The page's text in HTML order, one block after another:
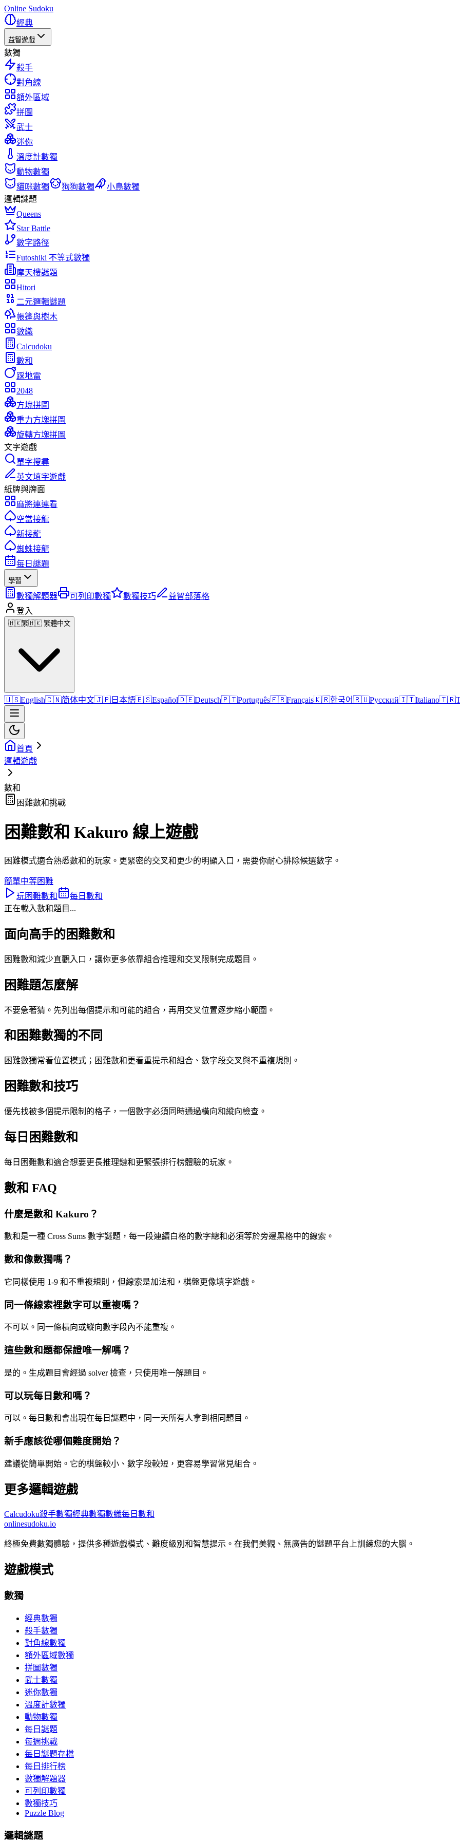
Online Sudoku
經典
益智遊戲
數獨
殺手
對角線
額外區域
拼圖
武士
迷你
溫度計數獨
動物數獨
貓咪數獨
狗狗數獨
小鳥數獨
邏輯謎題
Queens
Star Battle
數字路徑
Futoshiki 不等式數獨
摩天樓謎題
Hitori
二元邏輯謎題
帳篷與樹木
數織
Calcudoku
數和
踩地雷
2048
方塊拼圖
重力方塊拼圖
旋轉方塊拼圖
文字遊戲
單字搜尋
英文填字遊戲
紙牌與牌面
麻將連連看
空當接龍
新接龍
蜘蛛接龍
每日謎題
學習
數獨解題器 可列印數獨 數獨技巧
益智部落格
登入
🇭🇰繁🇭🇰 繁體中文
🇺🇸English🇨🇳简体中文🇯🇵 日本語🇪🇸Español🇩🇪Deutsch🇵🇹Português🇫🇷Français🇰🇷한국어🇷🇺Русский🇮🇹Italiano🇹🇷
首頁
邏輯遊戲
數和
困難數和挑戰
困難數和 Kakuro 線上遊戲
困難模式適合熟悉數和的玩家。更緊密的交叉和更少的明顯入口，需要你耐心排除候選數字。
簡單中等 困難
玩困難數和
每日數和
正在載入數和題目...
面向高手的困難數和
困難數和減少直觀入口，讓你更多依靠組合推理和交叉限制完成題目。
困難題怎麼解
不要急著猜。先列出每個提示和可能的組合，再用交叉位置逐步縮小範圍。
和困難數獨的不同
困難數獨常看位置模式；困難數和更看重提示和組合、數字段交叉與不重複規則。
困難數和技巧
優先找被多個提示限制的格子，一個數字必須同時通過橫向和縱向檢查。
每日困難數和
每日困難數和適合想要更長推理鏈和更緊張排行榜體驗的玩家。
數和 FAQ
什麼是數和 Kakuro？
數和是一種 Cross Sums 數字謎題，每一段連續白格的數字總和必須等於旁邊黑格中的線索。
數和像數獨嗎？
它同樣使用 1-9 和不重複規則，但線索是加法和，棋盤更像填字遊戲。
同一條線索裡數字可以重複嗎？
不可以。同一條橫向或縱向數字段內不能重複。
這些數和題都保證唯一解嗎？
是的。生成題目會經過 solver 檢查，只使用唯一解題目。
可以玩每日數和嗎？
可以。每日數和會出現在每日謎題中，同一天所有人拿到相同題目。
新手應該從哪個難度開始？
建議從簡單開始。它的棋盤較小、數字段較短，更容易學習常見組合。
更多邏輯遊戲
Calcudoku殺手數獨經典數獨數織每日數和
onlinesudoku.io
終極免費數獨體驗，提供多種遊戲模式、難度級別和智慧提示。在我們美觀、無廣告的謎題平台上訓練您的大腦。
遊戲模式
數獨
經典數獨
殺手數獨
對角線數獨
額外區域數獨
拼圖數獨
武士數獨
迷你數獨
溫度計數獨
動物數獨
每日謎題
每週挑戰
每日謎題存檔
每日排行榜
數獨解題器
可列印數獨
數獨技巧
Puzzle Blog
邏輯謎題